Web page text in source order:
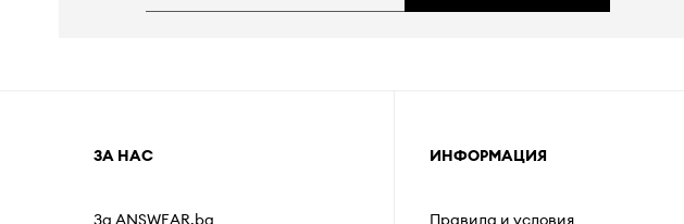
ЗА НАС
За ANSWEAR.bg
ИНФОРМАЦИЯ
Правила и условия